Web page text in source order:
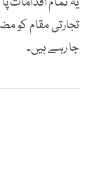
تجارتی مقام کو
جا رہے ہیں۔